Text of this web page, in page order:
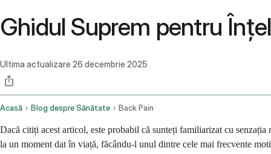
Ghidul Suprem pentru
Ultima actualizare 26 decembrie 2025
Acasă Blog despre Sănătate Back Pain
Dacă citiți acest articol, este probabil că sunteți familiarizat cu
la un moment dat în viață, făcându-l unul dintre cele mai frecvente